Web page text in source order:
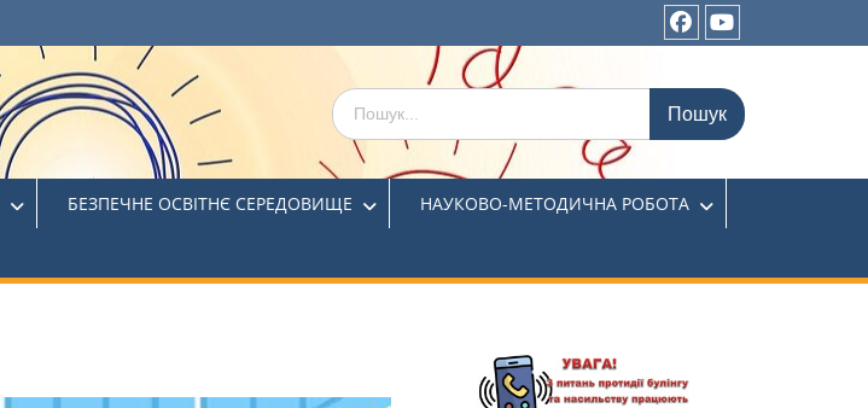
БЕЗПЕЧНЕ ОСВІТНЄ СЕРЕДОВИЩЕ НАУКОВО-МЕТОДИЧНА РОБОТА